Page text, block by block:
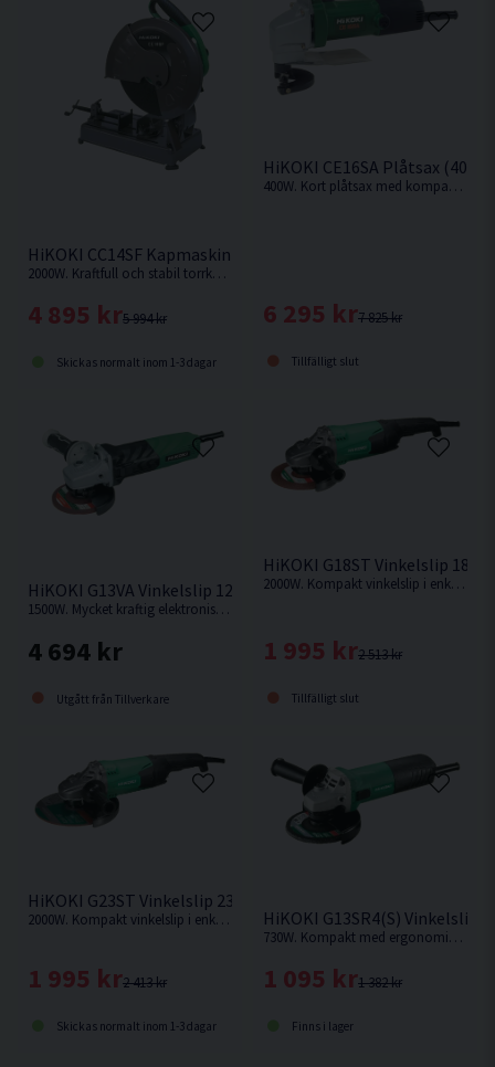
Vikt 1,6 kg
HiKOKI CC14SF Kapmaskin 355mm (2000W)
2000W. Kraftfull och stabil torrkapmaskin med hög kapacitet och kraftig motor. Kapmaskin för metall.
5 994 kr
4 895 kr
Skickas normalt inom 1-3 dagar
HiKOKI CE16SA Plåtsax (400W)
400W. Kort plåtsax med kompakt maskinkropp från Hikoki
7 825 kr
6 295 kr
Tillfälligt slut
HiKOKI G13VA Vinkelslip 125MM (1500W)
1500W. Mycket kraftig elektronisk vinkelslip med vibrationsdämpat vinklat stödhandtag.
4 694 kr
Utgått från Tillverkare
HiKOKI G18ST Vinkelslip
2000W. Kompakt vinkelslip i enkelt utförande med kraftfull motor.
2 513 kr
1 995 kr
Tillfälligt slut
HiKOKI G23ST Vinkelslip 230MM (2000W)
2000W. Kompakt vinkelslip i enkelt utförande med kraftfull motor.
2 413 kr
1 995 kr
Skickas normalt inom 1-3 dagar
HiKOKI G13SR4(S) Vinkelslip
730W. Kompakt med ergonomiskt smalt grepp och vinklat stödhandtag
1 382 kr
1 095 kr
Finns i lager